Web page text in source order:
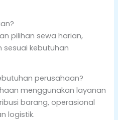
pilihan sewa harian,
sesuai kebutuhan
perusahaan?
menggunakan layanan
barang, operasional
logistik.